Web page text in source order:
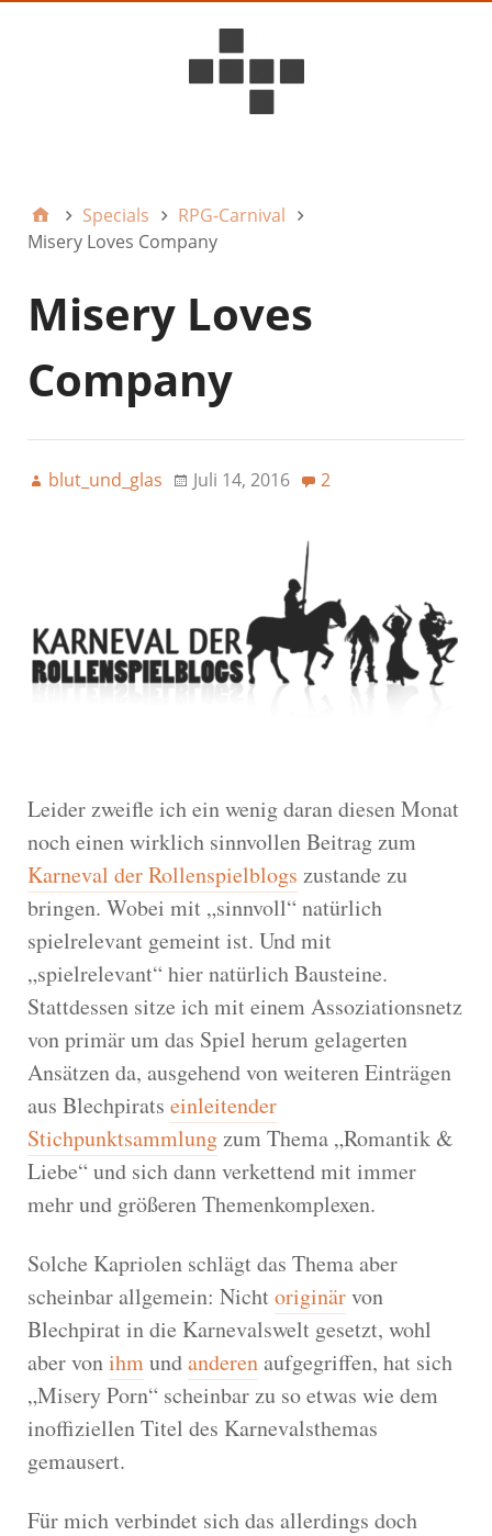
Specials
RPG-Carnival
Misery Loves Company
Misery Loves
Company
blut_und_glas Juli 14, 2016 2
Leider zweifle ich ein wenig daran diesen Monat
noch einen wirklich sinnvollen Beitrag zum
Karneval der Rollenspielblogs zustande zu
bringen. Wobei mit „sinnvoll“ natürlich
spielrelevant gemeint ist. Und mit
„spielrelevant“ hier natürlich Bausteine.
Stattdessen sitze ich mit einem Assoziationsnetz
von primär um das Spiel herum gelagerten
Ansätzen da, ausgehend von weiteren Einträgen
aus Blechpirats einleitender
Stichpunktsammlungzum Thema „Romantik &
Liebe“ und sich dann verkettend mit immer
mehr und größeren Themenkomplexen.
Solche Kapriolen schlägt das Thema aber
scheinbar allgemein: Nichtoriginärvon
Blechpirat in die Karnevalswelt gesetzt, wohl
aber vonihmundanderenaufgegriffen, hat sich
„Misery Porn“ scheinbar zu so etwas wie dem
inoffiziellen Titel des Karnevalsthemas
gemausert.
Für mich verbindet sich das allerdings doch